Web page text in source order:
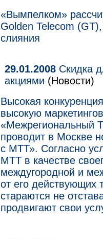
«Вымпелком»
Golden Telecom
слияния
29.01.2008 Скидка
акциями (Новости)
Высокая
высокую
«Межрегиональный
проводит в Москве
с МТТ». Согласно
МТТ в качестве
междугородной и
от его действующих
стараются не
продвигают свои